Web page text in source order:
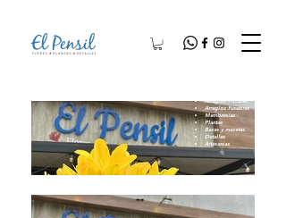
Arreglos Florales
Arreglos Fúnebres
Membresías
Plantas
Bases y macetas
Detalles
Artesanías​